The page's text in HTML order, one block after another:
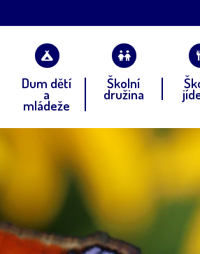
Dum dětí
a
mládeže
Školní
družina